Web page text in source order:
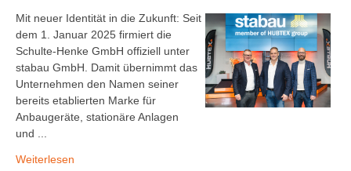
Mit neuer Identität in die Zukunft: Seit
dem 1. Januar 2025 firmiert die
Schulte-Henke GmbH offiziell unter
stabau GmbH. Damit übernimmt das
Unternehmen den Namen seiner
bereits etablierten Marke für
Anbaugeräte, stationäre Anlagen
und ...
Weiterlesen